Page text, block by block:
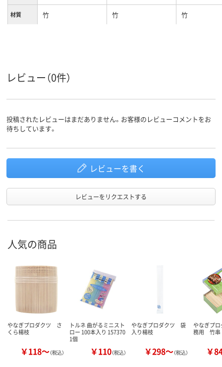
材質 竹 竹 竹
レビュー（0件）
投稿されたレビューはまだありません。お客様のレビューコメントをお
待ちしています。
レビューを書く
レビューをリクエストする
人気の商品
やなぎプロダクツ さ
くら楊枝
￥118～（税込）
トルネ 曲がるミニスト
ロー 100本入り 157370
1個
￥110（税込）
やなぎプロダクツ 袋
入り楊枝
￥298～（税込）
やなぎプ
務用 竹串
￥